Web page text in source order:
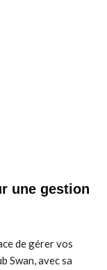
une gestion
de gérer vos
Swan, avec sa